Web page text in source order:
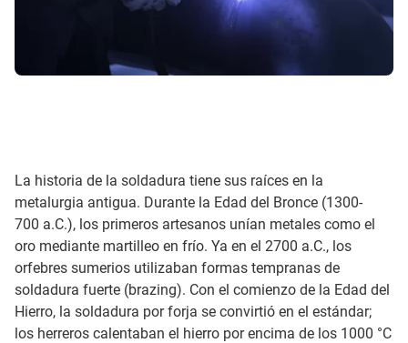
La historia de la soldadura tiene sus raíces en la
metalurgia antigua. Durante la Edad del Bronce (1300-
700 a.C.), los primeros artesanos unían metales como el
oro mediante martilleo en frío. Ya en el 2700 a.C., los
orfebres sumerios utilizaban formas tempranas de
soldadura fuerte (brazing). Con el comienzo de la Edad del
Hierro, la soldadura por forja se convirtió en el estándar;
los herreros calentaban el hierro por encima de los 1000 °C